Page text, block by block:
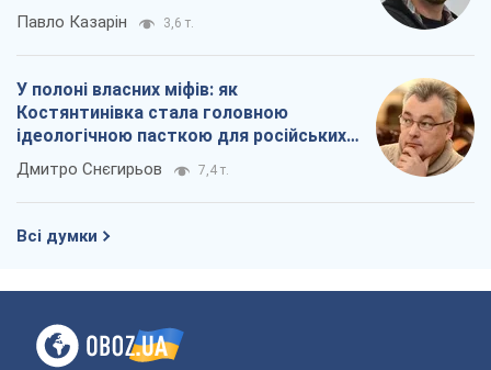
Павло Казарін 3,6 т.
У полоні власних міфів: як
Костянтинівка стала головною
ідеологічною пасткою для російських
окупантів
Дмитро Снєгирьов 7,4 т.
Всі думки